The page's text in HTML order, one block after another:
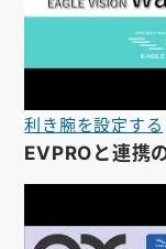
利き腕を設定する
EVPROと連携